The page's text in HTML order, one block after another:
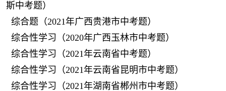
斯中考题）
综合题（2021年广西贵港市中考题）
综合性学习（2020年广西玉林市中考题）
综合性学习（2021年云南省中考题）
综合性学习（2021年云南省昆明市中考题）
综合性学习（2021年湖南省郴州市中考题）